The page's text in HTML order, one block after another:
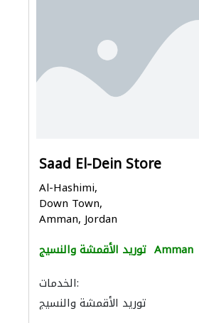
Saad El-Dein Store
Al-Hashimi,
Down Town,
Amman, Jordan
توريد الأقمشة والنسيج Amman
الخدمات:
توريد الأقمشة والنسيج